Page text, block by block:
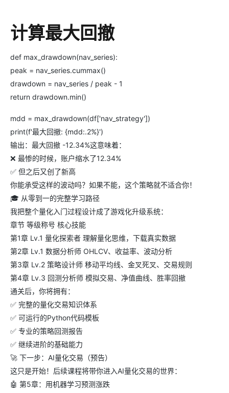
计算最大回撤
def max_drawdown(nav_series):
peak = nav_series.cummax()
drawdown = nav_series / peak - 1
return drawdown.min()
mdd = max_drawdown(df['nav_strategy'])
print(f'最大回撤: {mdd:.2%}')
输出：最大回撤 -12.34%这意味着：
❌ 最惨的时候，账户缩水了12.34%
✅ 但之后又创了新高
你能承受这样的波动吗？如果不能，这个策略就不适合你！
🎓 从零到一的完整学习路径
我把整个量化入门过程设计成了游戏化升级系统：
章节 等级称号 核心技能
第1章 Lv.1 量化探索者 理解量化思维，下载真实数据
第2章 Lv.1 数据分析师 OHLCV、收益率、波动分析
第3章 Lv.2 策略设计师 移动平均线、金叉死叉、交易规则
第4章 Lv.3 回测分析师 模拟交易、净值曲线、胜率回撤
通关后，你将拥有：
✅ 完整的量化交易知识体系
✅ 可运行的Python代码模板
✅ 专业的策略回测报告
✅ 继续进阶的基础能力
🚀 下一步：AI量化交易（预告）
这只是开始！后续课程将带你进入AI量化交易的世界：
🤖 第5章：用机器学习预测涨跌